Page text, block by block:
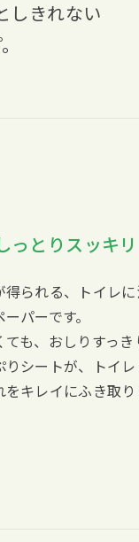
しきれない
っとりスッキリ
られる、トイレ
パーです。
も、おしりすっき
シートが、トイ
キレイにふき取り